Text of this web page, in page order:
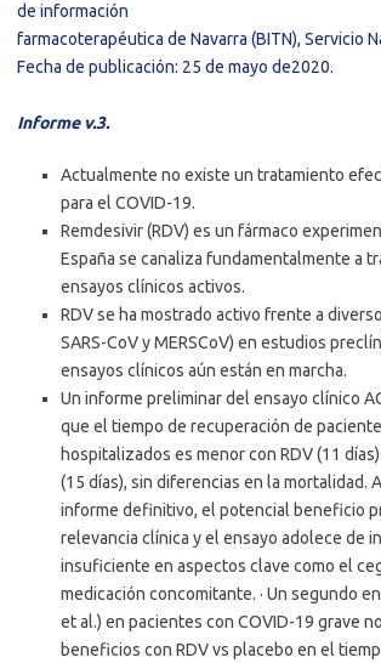
de información
farmacoterapéutica de Navarra (BITN), Servicio
Fecha de publicación: 25 de mayo de2020.
Informe v.3.
Actualmente no existe un tratamiento
para el COVID-19.
Remdesivir (RDV) es un fármaco
España se canaliza fundamentalmente a
ensayos clínicos activos.
RDV se ha mostrado activo frente a
SARS-CoV y MERSCoV) en estudios
ensayos clínicos aún están en marcha.
Un informe preliminar del ensayo clínico
que el tiempo de recuperación de
hospitalizados es menor con RDV (11
(15 días), sin diferencias en la mortalidad.
informe definitivo, el potencial beneficio
relevancia clínica y el ensayo adolece de
insuficiente en aspectos clave como el
medicación concomitante. · Un segundo
et al.) en pacientes con COVID-19 grave
beneficios con RDV vs placebo en el